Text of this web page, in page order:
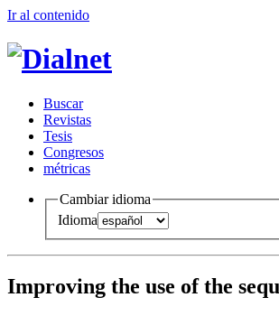
Ir al contenido
Buscar
Revistas
Tesis
Congresos
métricas
Cambiar idioma
Idioma
Improving the use of the